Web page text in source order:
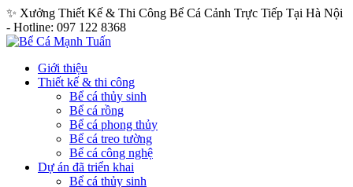
✨ Xưởng Thiết Kế & Thi Công Bể Cá Cảnh Trực Tiếp Tại Hà Nội
- Hotline: 097 122 8368
Giới thiệu
Thiết kế & thi công
Bể cá thủy sinh
Bể cá rồng
Bể cá phong thủy
Bể cá treo tường
Bể cá công nghệ
Dự án đã triển khai
Bể cá thủy sinh